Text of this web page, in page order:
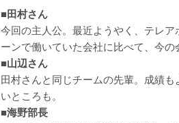
■田村さん
今回の主人公。最近ようやく、テレ
ーンで働いていた会社に比べて、今の
■山辺さん
田村さんと同じチームの先輩。成績
いところも。
■海野部長